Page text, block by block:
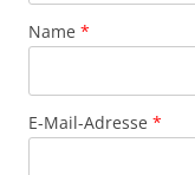
Name *
E-Mail-Adresse *